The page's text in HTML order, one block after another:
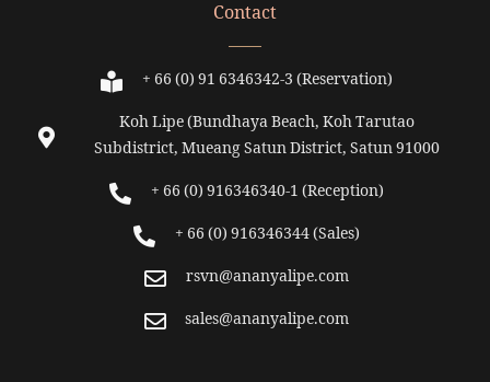
Contact
+ 66 (0) 91 6346342-3 (Reservation)
Koh Lipe (Bundhaya Beach, Koh Tarutao
Subdistrict, Mueang Satun District, Satun 91000
+ 66 (0) 916346340-1 (Reception)
+ 66 (0) 916346344 (Sales)
rsvn@ananyalipe.com
sales@ananyalipe.com